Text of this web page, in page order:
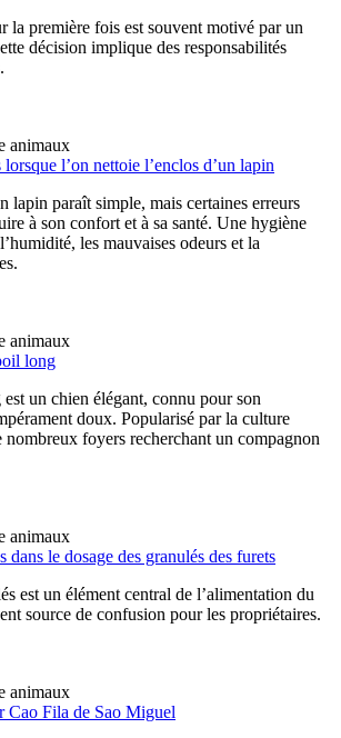
la première fois est souvent motivé par un
décision implique des responsabilités
animaux
l’on nettoie l’enclos d’un lapin
lapin paraît simple, mais certaines erreurs
à son confort et à sa santé. Une hygiène
les mauvaises odeurs et la
animaux
long
un chien élégant, connu pour son
doux. Popularisé par la culture
foyers recherchant un compagnon
animaux
dans le dosage des granulés des furets
est un élément central de l’alimentation du
source de confusion pour les propriétaires.
animaux
Cao Fila de Sao Miguel